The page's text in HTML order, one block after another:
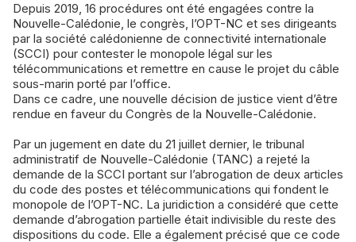
Depuis 2019, 16 procédures ont été engagées contre la
Nouvelle-Calédonie, le congrès, l’OPT-NC et ses dirigeants
par la société calédonienne de connectivité internationale
(SCCI) pour contester le monopole légal sur les
télécommunications et remettre en cause le projet du câble
sous-marin porté par l’office.
Dans ce cadre, une nouvelle décision de justice vient d’être
rendue en faveur du Congrès de la Nouvelle-Calédonie.
Par un jugement en date du 21 juillet dernier, le tribunal
administratif de Nouvelle-Calédonie (TANC) a rejeté la
demande de la SCCI portant sur l’abrogation de deux articles
du code des postes et télécommunications qui fondent le
monopole de l’OPT-NC. La juridiction a considéré que cette
demande d’abrogation partielle était indivisible du reste des
dispositions du code. Elle a également précisé que ce code